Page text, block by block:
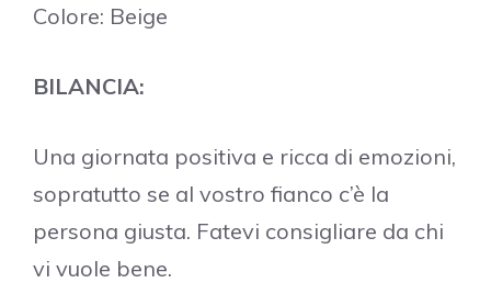
Colore: Beige
BILANCIA:
Una giornata positiva e ricca di emozioni,
sopratutto se al vostro fianco c’è la
persona giusta. Fatevi consigliare da chi
vi vuole bene.